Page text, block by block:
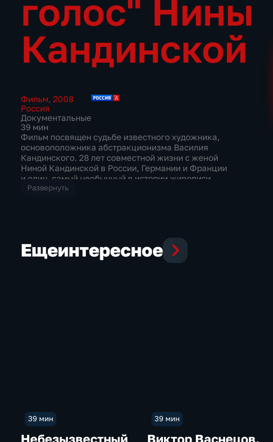
голос" Нины
Кандинской
Фильм, 2008
Россия
Документальные
39 мин
Фильм посвящен судьбе известного художника,
основоположника абстракционизма Василия
Кандинского. 28 лет совместной жизни с женой
Ниной Кандинской в России, Германии и Франции
и один, самый необычный в истории живописи,
женский портрет – абстрактная акварель
Развернуть
Ещеинтересное
39 мин
Небезызвестный
39 мин
Виктор Васнецов.